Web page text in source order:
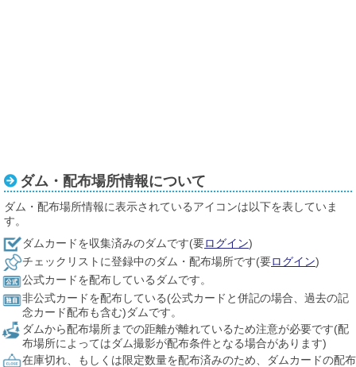
ダム・配布場所情報について
ダム・配布場所情報に表示されているアイコンは以下を表していま
す。
ダムカードを収集済みのダムです(要ログイン)
チェックリストに登録中のダム・配布場所です(要ログイン)
公式カードを配布しているダムです。
非公式カードを配布している(公式カードと併記の場合、過去の記
念カード配布も含む)ダムです。
ダムから配布場所までの距離が離れているため注意が必要です(配
布場所によってはダム撮影が配布条件となる場合があります)
在庫切れ、もしくは限定数量を配布済みのため、ダムカードの配布